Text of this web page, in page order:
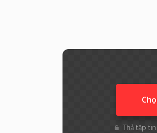
Thả tập